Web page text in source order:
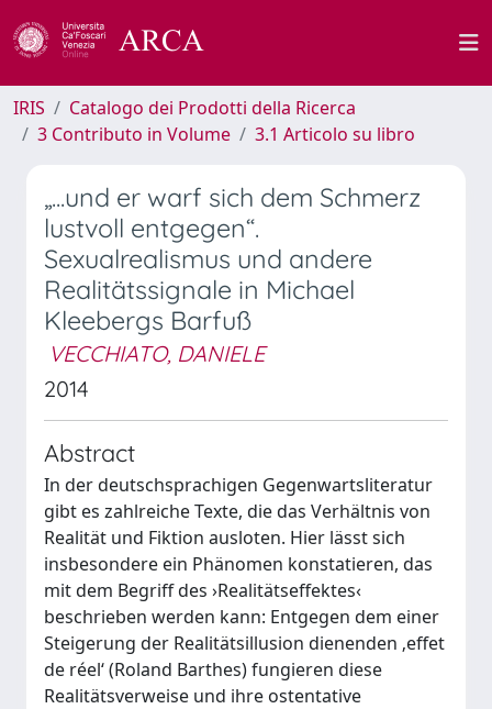
IRIS
Catalogo dei Prodotti della Ricerca
3 Contributo in Volume
3.1 Articolo su libro
„...und er warf sich dem Schmerz
lustvoll entgegen“.
Sexualrealismus und andere
Realitätssignale in Michael
Kleebergs Barfuß
VECCHIATO, DANIELE
2014
Abstract
In der deutschsprachigen Gegenwartsliteratur
gibt es zahlreiche Texte, die das Verhältnis von
Realität und Fiktion ausloten. Hier lässt sich
insbesondere ein Phänomen konstatieren, das
mit dem Begriff des ›Realitätseffektes‹
beschrieben werden kann: Entgegen dem einer
Steigerung der Realitätsillusion dienenden ‚effet
de réel‘ (Roland Barthes) fungieren diese
Realitätsverweise und ihre ostentative